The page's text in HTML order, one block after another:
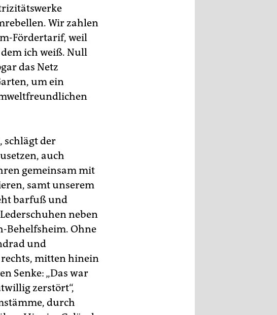
Wir zahlen
Fördertarif, weil
ich weiß. Null
das Netz
um ein
schlägt der
auch
gemeinsam mit
samt unserem
barfuß und
neben
Behelfsheim. Ohne
und
mitten hinein
Senke: „Das war
zerstört“,
durch